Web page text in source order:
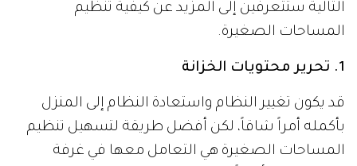
التالية ستتعرفين إلى المزيد عن كيفية تنظيم
المساحات الصغيرة.
1. تحرير محتويات الخزانة
قد يكون تغيير النظام واستعادة النظام إلى المنزل
بأكمله أمراً شاقاً، لكن أفضل طريقة لتسهيل تنظيم
المساحات الصغيرة هي التعامل معها في غرفة